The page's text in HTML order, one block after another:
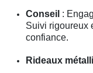
Conseil :
Suivi rigoureux
confiance.
Rideaux